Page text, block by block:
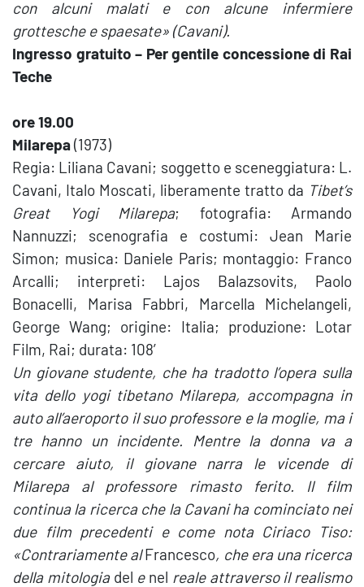
con alcuni malati e con alcune infermiere
grottesche e spaesate» (Cavani).
Ingresso gratuito – Per gentile concessione di Rai
Teche
ore 19.00
Milarepa(1973)
Regia: Liliana Cavani; soggetto e sceneggiatura: L.
Cavani, Italo Moscati, liberamente tratto da Tibet’s
Great Yogi Milarepa; fotografia: Armando
Nannuzzi; scenografia e costumi: Jean Marie
Simon; musica: Daniele Paris; montaggio: Franco
Arcalli; interpreti: Lajos Balazsovits, Paolo
Bonacelli, Marisa Fabbri, Marcella Michelangeli,
George Wang; origine: Italia; produzione: Lotar
Film, Rai; durata: 108′
Un giovane studente, che ha tradotto l’opera sulla
vita dello yogi tibetano Milarepa, accompagna in
auto all’aeroporto il suo professore e la moglie, ma i
tre hanno un incidente. Mentre la donna va a
cercare aiuto, il giovane narra le vicende di
Milarepa al professore rimasto ferito. Il film
continua la ricerca che la Cavani ha cominciato nei
due film precedenti e come nota Ciriaco Tiso:
«Contrariamente alFrancesco, che era una ricerca
della mitologiadel enel reale attraverso il realismo